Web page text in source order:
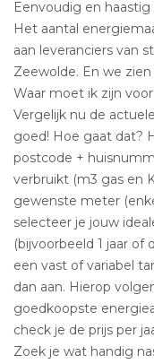
Eenvoudig en
Het aantal
aan leveranciers van
Zeewolde. En we
Waar moet ik zijn
Vergelijk nu de
goed! Hoe gaat dat?
postcode +
verbruikt (m3 gas en
gewenste meter
selecteer je jouw
(bijvoorbeeld 1 jaar
een vast of variabel
dan aan. Hierop
goedkoopste
check je de prijs per
Zoek je wat handig